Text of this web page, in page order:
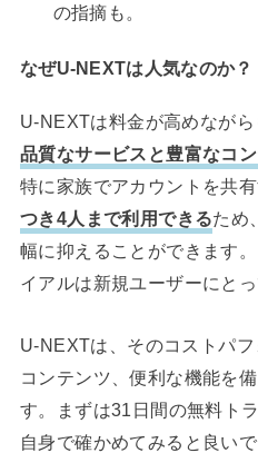
の指摘も。
なぜU-NEXTは人気なのか？
U-NEXTは料金が高めながら
品質なサービスと豊富なコ
特に家族でアカウントを共有
つき4人まで利用できるため
幅に抑えることができます
イアルは新規ユーザーにと
U-NEXTは、そのコストパ
コンテンツ、便利な機能を
す。まずは31日間の無料ト
自身で確かめてみると良いで